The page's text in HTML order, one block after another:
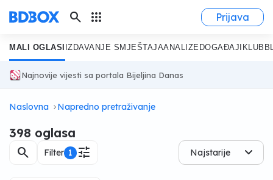
search apps Prijava
MALI OGLASI IZDAVANJE SMJEŠTAJAANALIZE DOGAĐAJI KLUB
Najnovije vijesti sa portala Bijeljina Danas
Naslovna Napredno pretraživanje
398 oglasa
search Filter 1 tune Najstarije